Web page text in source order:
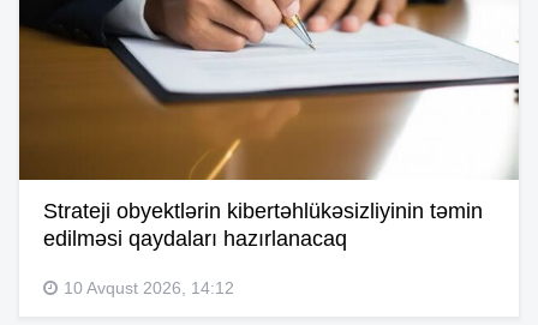
Strateji obyektlərin kibertəhlükəsizliyinin təmin
edilməsi qaydaları hazırlanacaq
10 Avqust 2026, 14:12